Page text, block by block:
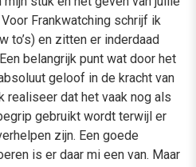
Frankwatching schrijf ik
to’s) en zitten er inderdaad
belangrijk punt wat door het
geloof in de kracht van
realiseer dat het vaak nog als
gebruikt wordt terwijl er
zijn. Een goede
is er daar mi een van. Maar